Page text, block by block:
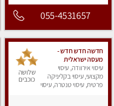
055-4531657
חדשה חדש חדש -
מעסה ישראלית
מהממת, חדשה לגמרי
בקריות
עיסוי אירוודה, עיסוי
מקצועי, עיסוי בקליניקה
פרטית, עיסוי טנטרה, עיסוי
שלושה
כוכבים